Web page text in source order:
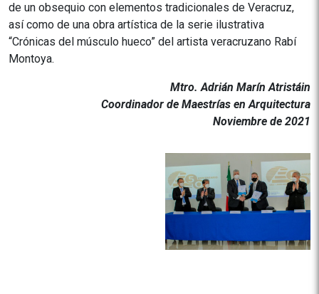
de un obsequio con elementos tradicionales de Veracruz,
así como de una obra artística de la serie ilustrativa
“Crónicas del músculo hueco” del artista veracruzano Rabí
Montoya.
Mtro. Adrián Marín Atristáin
Coordinador de Maestrías en Arquitectura
Noviembre de 2021